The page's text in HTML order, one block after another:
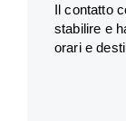
Il contatto
stabilire e
orari e